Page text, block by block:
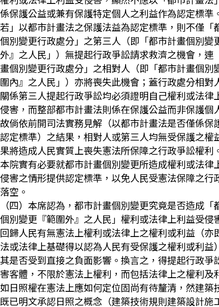
係保護公益或兼有保護特定個人之利益作為認定標準
若」以都市計畫法之保護法益為認定標準，則不僅「
個別變更行政處分」之第三人（即「都市計畫個別變
外』之人民」）無提起行政爭訟請求救濟之機會，連
畫個別變更行政處分」之相對人（即「都市計畫個別
圍內』之人民」）亦將喪失此機會；蓋行政處分相對
關係第三人提起行政爭訟均必須證明自己權利或法律
侵害，而整部都市計畫法則係在保護公益而非保護個
故倘依前開司法實務見解（以都市計畫法是否僅係保
認定標準）之結果，相對人或第三人均無受保護之權
果將造成人民實質上喪失憲法所保障之行政爭訟權利
本院實有必要就都市計畫個別變更所造成權利或法律
侵害之情形提供認定標準，以免人民受憲法保障之行
落空。
（四）本席認為，都市計畫個別變更究竟是否造成「
個別變更『範圍外』之人民」權利或法律上利益受侵
回歸人民有無憲法上權利或法律上之權利或利益（亦
法或法律上基礎得以認為人民有受保護之權利或利益
其是否受到直接之負面影響。換言之，得提起行政爭
害客體，不限於憲法上權利，而包括法律上之權利及
如日照權在憲法上應如何定位固尚有待釐清，然建築
既已明文承認日照之概念（建築技術規則建築設計施